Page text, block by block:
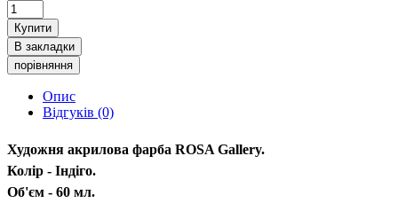
Купити
В закладки
порівняння
Опис
Відгуків (0)
Художня акрилова фарба ROSA Gallery.
Колір - Індіго.
Об'єм - 60 мл.